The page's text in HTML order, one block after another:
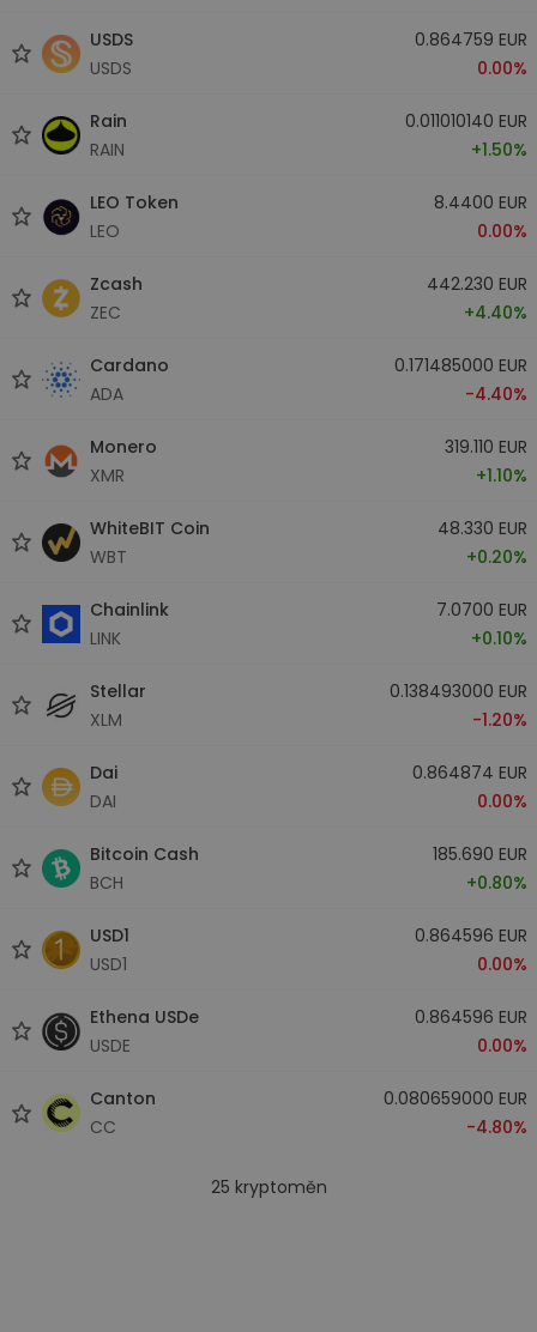
USDS
USDS
0.864759 EUR
0.00%
Rain
RAIN
0.011010140 EUR
+1.50%
LEO Token
LEO
8.4400 EUR
0.00%
Zcash
ZEC
442.230 EUR
+4.40%
Cardano
ADA
0.171485000 EUR
-4.40%
Monero
XMR
319.110 EUR
+1.10%
WhiteBIT Coin
WBT
48.330 EUR
+0.20%
Chainlink
LINK
7.0700 EUR
+0.10%
Stellar
XLM
0.138493000 EUR
-1.20%
Dai
DAI
0.864874 EUR
0.00%
Bitcoin Cash
BCH
185.690 EUR
+0.80%
USD1
USD1
0.864596 EUR
0.00%
Ethena USDe
USDE
0.864596 EUR
0.00%
Canton
CC
0.080659000 EUR
-4.80%
25 kryptoměn